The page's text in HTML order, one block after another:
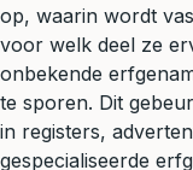
op, waarin wordt
voor welk deel ze
onbekende
te sporen. Dit
in registers,
gespecialiseerde